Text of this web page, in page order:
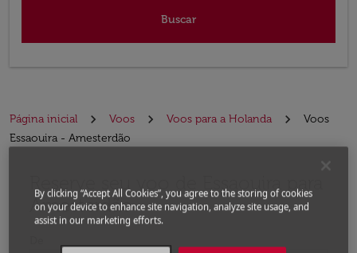
Buscar
Página inicial Voos Voos para a Holanda
Voos
Essaouira - Amesterdão
Reserve seu voo de Essaouira para
Amesterdão
By clicking “Accept All Cookies”, you agree to the storing of cookies
on your device to enhance site navigation, analyze site usage, and
assist in our marketing efforts.